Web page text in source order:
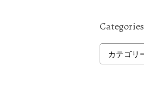
Categories
Categories